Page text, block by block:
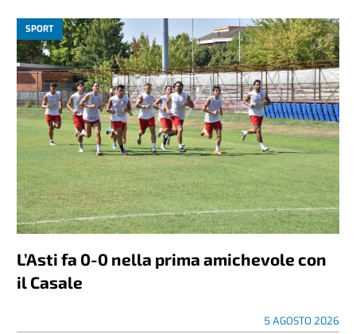
SPORT
L’Asti fa 0-0 nella prima amichevole con
il Casale
5 AGOSTO 2026